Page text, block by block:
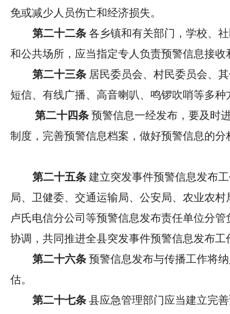
免或减少人员伤亡和经济损失。
第二十二条 各乡镇和有关部门，学校、
和公共场所，应当指定专人负责预警信息接收
第二十三条 居民委员会、村民委员会、
短信、有线广播、高音喇叭、鸣锣吹哨等多
第二十四条 预警信息一经发布，要及时
制度，完善预警信息档案，做好预警信息的
第二十五条 建立突发事件预警信息发布
局、卫健委、交通运输局、公安局、农业农村
卢氏电信分公司等预警信息发布责任单位分
协调，共同推进全县突发事件预警信息发布工
第二十六条 预警信息发布与传播工作将
估。
第二十七条 县应急管理部门应当建立完